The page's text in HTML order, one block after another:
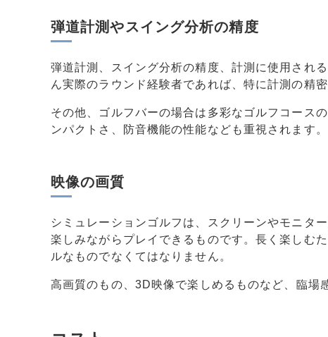
弾道計測やスイング分析の精度
弾道計測、スイング分析の精度、計測に使用され
ん実際のラウンド経験者であれば、特に計測の精
その他、ゴルフバーの場合は多彩なゴルフコース
ンパクトさ、防音機能の性能なども重視されます。
映像の画質
シミュレーションゴルフは、スクリーンやモニタ
楽しみながらプレイできるものです。長く楽しむ
ルなものでなくてはなりません。
高画質のもの、3D映像で楽しめるものなど、臨場